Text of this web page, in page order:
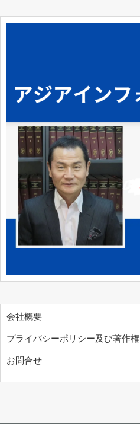
会社概要
プライバシーポリシー及び著作権
お問合せ